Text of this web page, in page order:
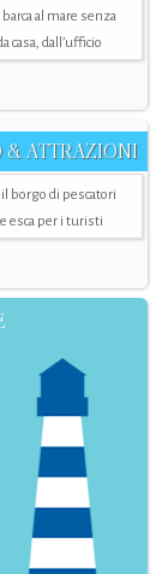
al mare senza
casa, dall’ufficio
& ATTRAZIONI
borgo di pescatori
esca per i turisti